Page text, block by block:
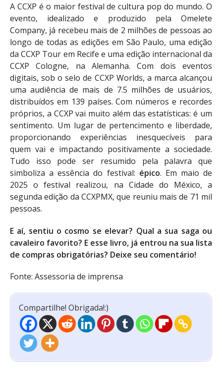
A CCXP é o maior festival de cultura pop do mundo. O
evento, idealizado e produzido pela Omelete
Company, já recebeu mais de 2 milhões de pessoas ao
longo de todas as edições em São Paulo, uma edição
da CCXP Tour em Recife e uma edição internacional da
CCXP Cologne, na Alemanha. Com dois eventos
digitais, sob o selo de CCXP Worlds, a marca alcançou
uma audiência de mais de 7.5 milhões de usuários,
distribuídos em 139 países. Com números e recordes
próprios, a CCXP vai muito além das estatísticas: é um
sentimento. Um lugar de pertencimento e liberdade,
proporcionando experiências inesquecíveis para
quem vai e impactando positivamente a sociedade.
Tudo isso pode ser resumido pela palavra que
simboliza a essência do festival: épico. Em maio de
2025 o festival realizou, na Cidade do México, a
segunda edição da CCXPMX, que reuniu mais de 71 mil
pessoas.
E aí, sentiu o cosmo se elevar? Qual a sua saga ou
cavaleiro favorito? E esse livro, já entrou na sua lista
de compras obrigatórias? Deixe seu comentário!
Fonte: Assessoria de imprensa
Compartilhe! Obrigada!:)